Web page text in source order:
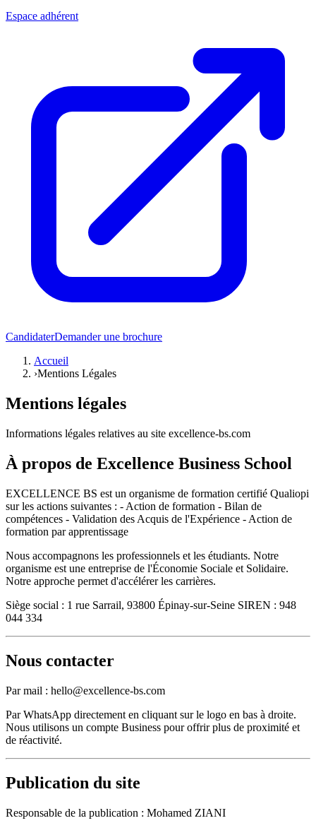
Espace adhérent
CandidaterDemander une brochure
Accueil
›Mentions Légales
Mentions légales
Informations légales relatives au site excellence-bs.com
À propos de Excellence Business School
EXCELLENCE BS est un organisme de formation certifié Qualiopi
sur les actions suivantes : - Action de formation - Bilan de
compétences - Validation des Acquis de l'Expérience - Action de
formation par apprentissage
Nous accompagnons les professionnels et les étudiants. Notre
organisme est une entreprise de l'Économie Sociale et Solidaire.
Notre approche permet d'accélérer les carrières.
Siège social : 1 rue Sarrail, 93800 Épinay-sur-Seine SIREN : 948
044 334
Nous contacter
Par mail : hello@excellence-bs.com
Par WhatsApp directement en cliquant sur le logo en bas à droite.
Nous utilisons un compte Business pour offrir plus de proximité et
de réactivité.
Publication du site
Responsable de la publication : Mohamed ZIANI